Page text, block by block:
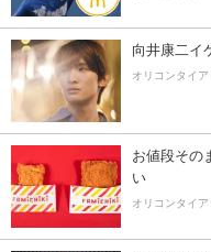
向井康二イ
オリコンタイ
お値段その
い
オリコンタイ